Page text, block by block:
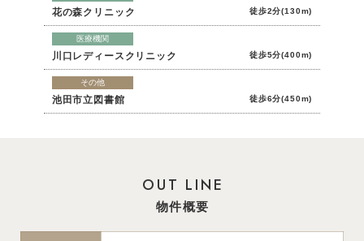
花の森クリニック 徒歩2分(130m)
医療機関
川口レディースクリニック 徒歩5分(400m)
その他
池田市立図書館 徒歩6分(450m)
OUT LINE
物件概要